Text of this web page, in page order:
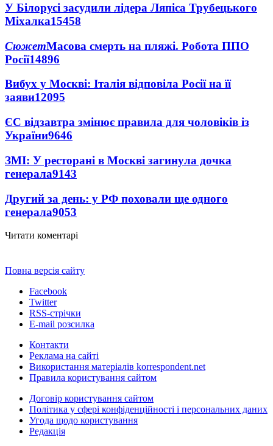
У Білорусі засудили лідера Ляпіса Трубецького
Міхалка15458
СюжетМасова смерть на пляжі. Робота ППО
Росії14896
Вибух у Москві: Італія відповіла Росії на її
заяви12095
ЄС відзавтра змінює правила для чоловіків із
України9646
ЗМІ: У ресторані в Москві загинула дочка
генерала9143
Другий за день: у РФ поховали ще одного
генерала9053
Читати коментарі
Повна версія сайту
Facebook
Twitter
RSS-стрічки
E-mail розсилка
Контакти
Реклама на сайті
Використання матеріалів korrespondent.net
Правила користування сайтом
Договір користування сайтом
Політика у сфері конфіденційності і персональних даних
Угода щодо користування
Редакція